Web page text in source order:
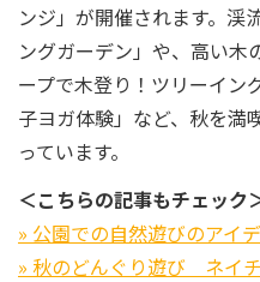
ンジ」が開催されます。渓
ングガーデン」や、高い木
ープで木登り！ツリーイン
子ヨガ体験」など、秋を満
っています。
＜こちらの記事もチェック
» 公園での自然遊びのア
» 秋のどんぐり遊び ネイ